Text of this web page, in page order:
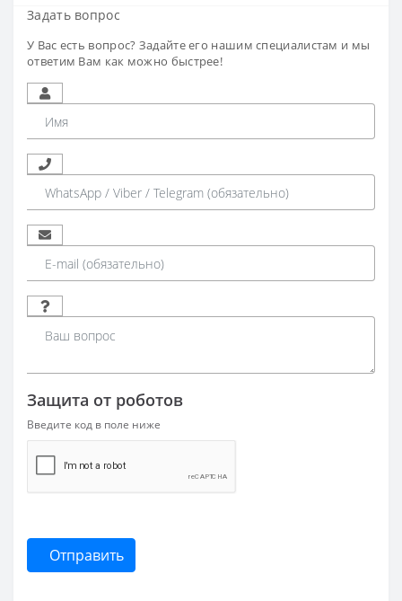
Задать вопрос
У Вас есть вопрос? Задайте его нашим специалистам и мы
ответим Вам как можно быстрее!
Защита от роботов
Введите код в поле ниже
Отправить